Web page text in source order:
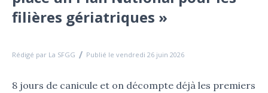
filières gériatriques »
Rédigé par La SFGG Publié le vendredi 26 juin 2026
8 jours de canicule et on décompte déjà les premiers